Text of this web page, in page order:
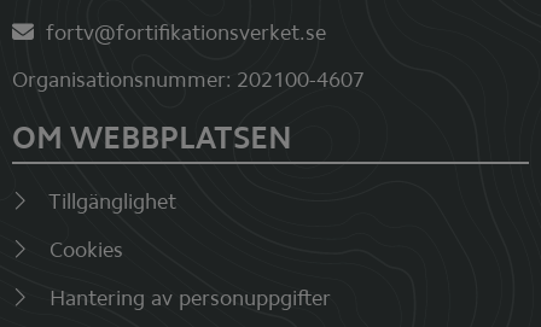
fortv@fortifikationsverket.se
Organisationsnummer: 202100-4607
OM WEBBPLATSEN
Tillgänglighet
Cookies
Hantering av personuppgifter